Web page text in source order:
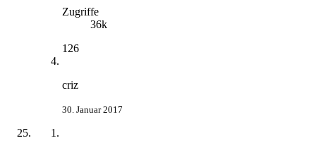
Zugriffe
36k
126
criz
30. Januar 2017